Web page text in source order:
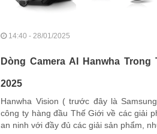
14:40 - 28/01/2025
Dòng Camera AI Hanwha
2025
Hanwha Vision ( trước đây là
công ty hàng đầu Thế Giới về các giải
an ninh với đầy đủ các giải sản phẩm,